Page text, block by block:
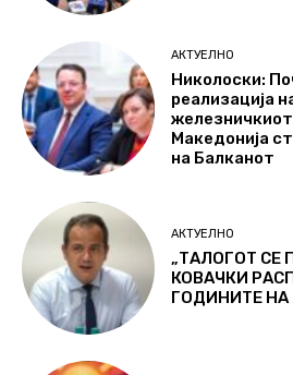
АКТУЕЛНО
Николоски:
реализација
Македонија
на Балканот
АКТУЕЛНО
„ТАЛОГОТ СЕ
КОВАЧКИ
ГОДИНИТЕ